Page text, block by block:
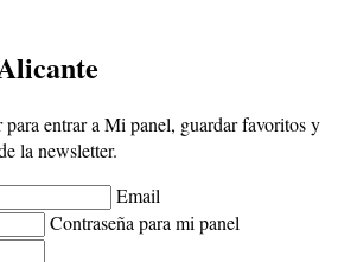
para entrar a Mi panel, guardar favoritos y
la newsletter.
Email
Contraseña para mi panel